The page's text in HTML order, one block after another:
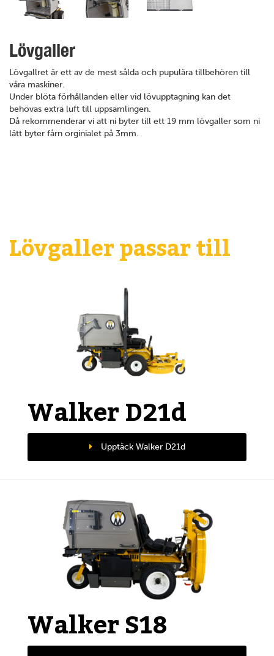
Lövgaller
Lövgallret är ett av de mest sålda och pupulära tillbehören till
våra maskiner.
Under blöta förhållanden eller vid lövupptagning kan det
behövas extra luft till uppsamlingen.
Då rekommenderar vi att ni byter till ett 19 mm lövgaller som ni
lätt byter fårn orginialet på 3mm.
Lövgaller passar till
Walker D21d
Upptäck Walker D21d
Walker S18